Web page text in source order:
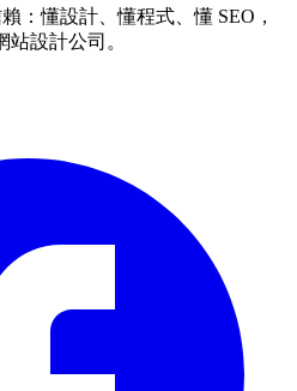
：懂設計、懂程式、懂 SEO，
設計公司。